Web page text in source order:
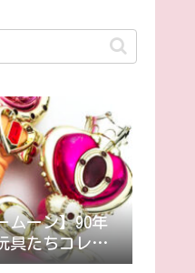
ムーン】90年
具たちコレク